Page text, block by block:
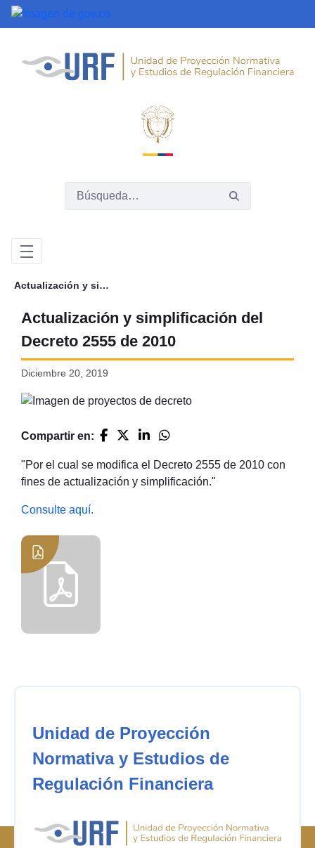
Saltar al contenido principal
Actualización y simplificación del Decreto 2555 de 2010
Actualización y simplificación del
Decreto 2555 de 2010
Diciembre 20, 2019
Compartir en:
"Por el cual se modifica el Decreto 2555 de 2010 con
fines de actualización y simplificación."
Consulte aquí.
Unidad de Proyección
Normativa y Estudios de
Regulación Financiera